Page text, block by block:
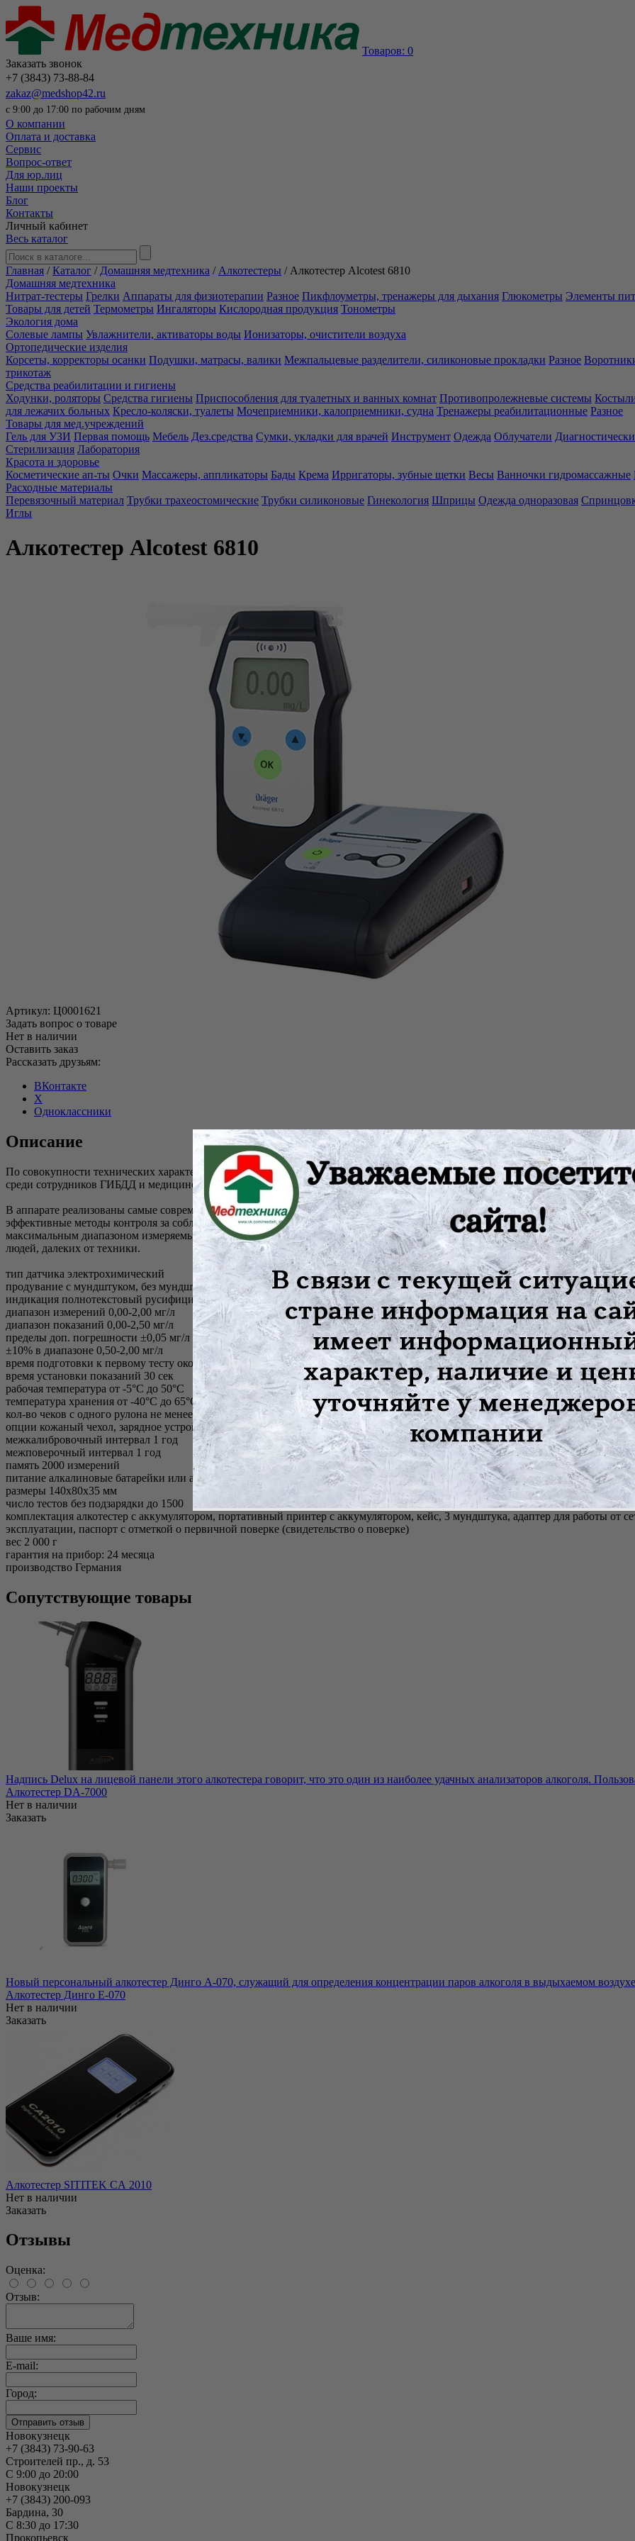
Товаров: 0
Заказать звонок
+7 (3843) 73-88-84
zakaz@medshop42.ru
с 9:00 до 17:00 по рабочим дням
О компании
Оплата и доставка
Сервис
Вопрос-ответ
Для юр.лиц
Наши проекты
Блог
Контакты
Личный кабинет
Весь каталог
Главная /Каталог / Домашняя медтехника / Алкотестеры / Алкотестер Alcotest 6810
Домашняя медтехника
Нитрат-тестеры Грелки Аппараты для физиотерапии Разное Пикфлоуметры, тренажеры для дыхания Глюкометры Элементы
Товары для детей Термометры Ингаляторы Кислородная продукция Тонометры
Экология дома
Солевые лампы Увлажнители, активаторы воды Ионизаторы, очистители воздуха
Ортопедические изделия
Корсеты, корректоры осанки Подушки, матрасы, валики Межпальцевые разделители, силиконовые прокладки Разное
трикотаж
Средства реабилитации и гигиены
Ходунки, роляторы Средства гигиены Приспособления для туалетных и ванных комнат Противопролежневые системы
для лежачих больных Кресло-коляски, туалеты Мочеприемники, калоприемники, судна Тренажеры реабилитационные Разное
Товары для мед.учреждений
Гель для УЗИ Первая помощь Мебель Дез.средства Сумки, укладки для врачей Инструмент Одежда Облучатели
Стерилизация Лаборатория
Красота и здоровье
Косметические ап-ты Очки Массажеры, аппликаторы Бады Крема Ирригаторы, зубные щетки Весы Ванночки гидромассажные
Расходные материалы
Перевязочный материал Трубки трахеостомические Трубки силиконовые Гинекология Шприцы Одежда одноразовая
Иглы
Алкотестер Alcotest 6810
Артикул: Ц0001621
Задать вопрос о товаре
Нет в наличии
Оставить заказ
Рассказать друзьям:
ВКонтакте
X
Одноклассники
Описание
По совокупности технических характеристик, удобству использования и надежности намного превосходит любого из
среди сотрудников ГИБДД и медицинских работников, т.е. людей, использующих профессиональный инструмент в
В аппарате реализованы самые современные производственные технологии, конструкторские и технические решения, самый
эффективные методы контроля за соблюдением процедуры. В результате алкотестер Alcotest 6810 обладает беспрецедентными
максимальным диапазоном измеряемых значений и рабочих температур. Вместе с тем, управление анализатором настолько
людей, далеких от техники.
тип датчика электрохимический
продувание с мундштуком, без мундштука
индикация полнотекстовый русифицированный дисплей
диапазон измерений 0,00-2,00 мг/л
диапазон показаний 0,00-2,50 мг/л
пределы доп. погрешности ±0,05 мг/л в диапазоне 0,00-0,50 мг/л
±10% в диапазоне 0,50-2,00 мг/л
время подготовки к первому тесту около 6-20 сек
время установки показаний 30 сек
рабочая температура от -5°С до 50°С
температура хранения от -40°С до 65°С
кол-во чеков с одного рулона не менее 150 чеков
опции кожаный чехол, зарядное устройство для аккумуляторов, кабель и программа для связи с ПК Alcoview
межкалибровочный интервал 1 год
межповерочный интервал 1 год
память 2000 измерений
питание алкалиновые батарейки или аккумуляторы (тип АА) - 2 шт.
размеры 140х80х35 мм
число тестов без подзарядки до 1500
комплектация алкотестер с аккумулятором, портативный принтер с аккумулятором, кейс, 3 мундштука, адаптер для работы от
эксплуатации, паспорт с отметкой о первичной поверке (свидетельство о поверке)
вес 2 000 г
гарантия на прибор: 24 месяца
производство Германия
Сопутствующие товары
Надпись Delux на лицевой панели этого алкотестера говорит, что это один из наиболее удачных анализаторов алкоголя.
Алкотестер DA-7000
Нет в наличии
Заказать
Новый персональный алкотестер Динго А-070, служащий для определения концентрации паров алкоголя в выдыхаемом
Алкотестер Динго Е-070
Нет в наличии
Заказать
Алкотестер SITITEK CА 2010
Нет в наличии
Заказать
Отзывы
Оценка:
Отзыв:
Ваше имя:
E-mail:
Город:
Новокузнецк
+7 (3843) 73-90-63
Строителей пр., д. 53
С 9:00 до 20:00
Новокузнецк
+7 (3843) 200-093
Бардина, 30
С 8:30 до 17:30
Прокопьевск